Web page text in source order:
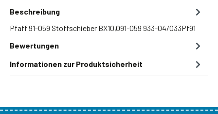
Beschreibung
Pfaff 91-059 Stoffschieber BX10,091-059 933-04/033Pf91
Bewertungen
Informationen zur Produktsicherheit